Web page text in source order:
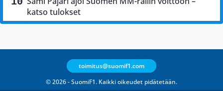
katso tulokset
© 2026 - SuomiF1. Kaikki oikeudet pidätetään.
toimitus@suomif1.com